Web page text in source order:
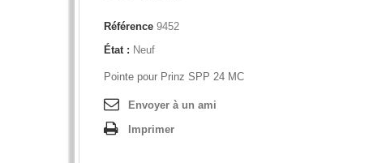
Référence 9452
État : Neuf
Pointe pour Prinz SPP 24 MC
Envoyer à un ami
Imprimer